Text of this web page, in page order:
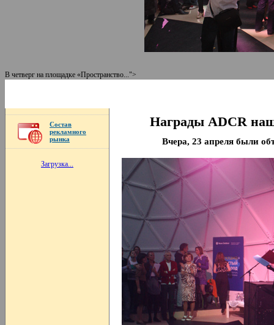
В четверг на площадке «Пространство...">
Состав
рекламного
рынка
Загрузка...
Награды ADCR
Вчера, 23 апреля были